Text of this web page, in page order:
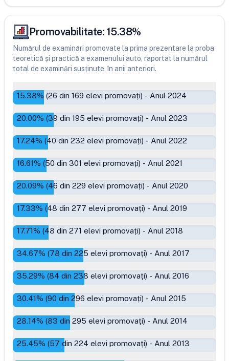
Promovabilitate: 15.38%
Numărul de examinări promovate la prima prezentare la proba
teoretică și practică a examenului auto, raportat la numărul
total de examinări susținute, în anii anteriori.
15.38% (26 din 169 elevi promovați) - Anul 2024
20.00% (39 din 195 elevi promovați) - Anul 2023
17.24% (40 din 232 elevi promovați) - Anul 2022
16.61% (50 din 301 elevi promovați) - Anul 2021
20.09% (46 din 229 elevi promovați) - Anul 2020
17.33% (48 din 277 elevi promovați) - Anul 2019
17.71% (48 din 271 elevi promovați) - Anul 2018
34.67% (78 din 225 elevi promovați) - Anul 2017
35.29% (84 din 238 elevi promovați) - Anul 2016
30.41% (90 din 296 elevi promovați) - Anul 2015
28.14% (83 din 295 elevi promovați) - Anul 2014
25.45% (57 din 224 elevi promovați) - Anul 2013